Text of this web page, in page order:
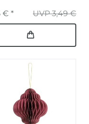
UVP 3,49 €
€ *